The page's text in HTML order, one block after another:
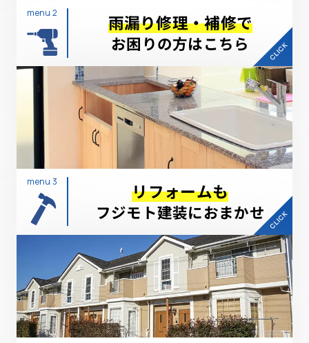
menu 2 雨漏り修理・補修で
お困りの方はこちら
menu 3 リフォームも
フジモト建装におまかせ